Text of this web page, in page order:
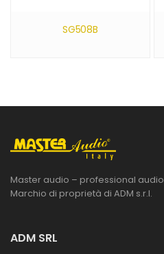
SG508B
Master audio – professional audio
Marchio di proprietà di ADM s.r.l.
ADM SRL